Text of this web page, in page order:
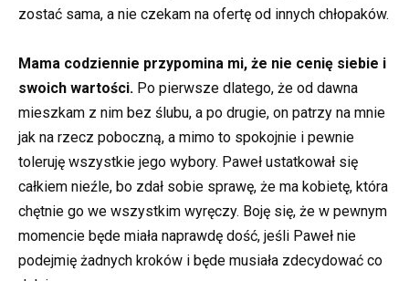
zostać sama, a nie czekam na ofertę od innych chłopaków.
Mama codziennie przypomina mi, że nie cenię siebie i
swoich wartości. Po pierwsze dlatego, że od dawna
mieszkam z nim bez ślubu, a po drugie, on patrzy na mnie
jak na rzecz poboczną, a mimo to spokojnie i pewnie
toleruję wszystkie jego wybory. Paweł ustatkował się
całkiem nieźle, bo zdał sobie sprawę, że ma kobietę, która
chętnie go we wszystkim wyręczy. Boję się, że w pewnym
momencie będe miała naprawdę dość, jeśli Paweł nie
podejmię żadnych kroków i będe musiała zdecydować co